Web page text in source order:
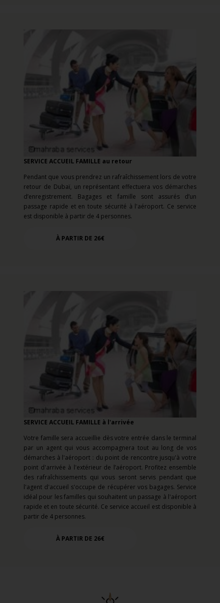
SERVICE ACCUEIL FAMILLE au retour
Pendant que vous prendrez un rafraîchissement lors de votre
retour de Dubaï, un représentant effectuera vos démarches
d’enregistrement. Bagages et famille sont assurés d’un
passage rapide et en toute sécurité à l'aéroport. Ce service
est disponible à partir de 4 personnes.
À PARTIR DE 26€
SERVICE ACCUEIL FAMILLE à l'arrivée
Votre famille sera accueillie dès votre entrée dans le terminal
par un agent qui vous accompagnera tout au long de vos
démarches à l'aéroport : du point de rencontre jusqu'à votre
point d'arrivée à l'extérieur de l’aéroport. Profitez ensemble
des rafraîchissements qui vous seront servis pendant que
l'agent d'accueil s'occupe de récupérer vos bagages. Service
idéal pour les familles qui souhaitent un passage à l'aéroport
rapide et en toute sécurité. Ce service accueil est disponible à
partir de 4 personnes.
À PARTIR DE 26€